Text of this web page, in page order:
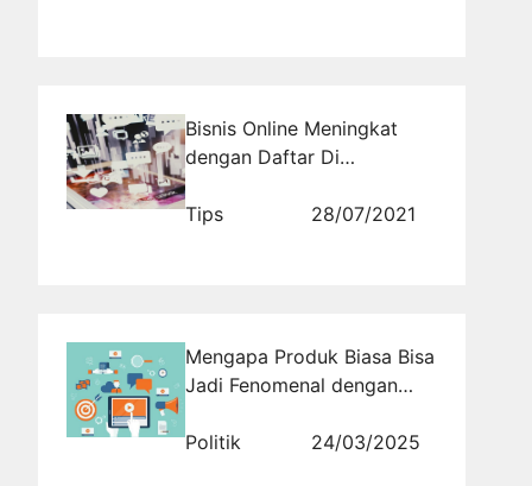
Bisnis Online Meningkat
dengan Daftar Di
Tips
28/07/2021
Mengapa Produk Biasa Bisa
Jadi Fenomenal dengan
Politik
24/03/2025